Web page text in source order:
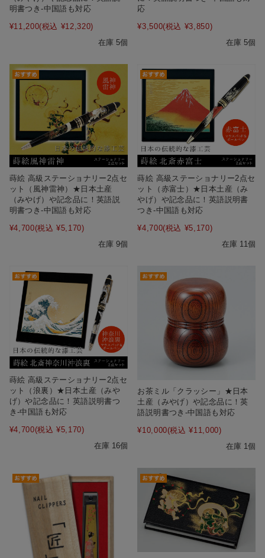
明書つき-中国語も対応
¥11,200(税込 ¥12,320)
在庫 5個
応
¥3,500(税込 ¥3,850)
在庫 5個
蒔絵 高級ステーショナリー2点セ
ット（風神雷神）★日本土産
（みやげ）や記念品に！英語説
明書つき-中国語も対応
¥4,700(税込 ¥5,170)
在庫 9個
蒔絵 高級ステーショナリー2点セ
ット（赤富士）★日本土産（み
やげ）や記念品に！英語説明書
つき-中国語も対応
¥4,700(税込 ¥5,170)
在庫 11個
蒔絵 高級ステーショナリー2点セ
ット（浪裏）★日本土産（みや
げ）や記念品に！英語説明書つ
き-中国語も対応
¥4,700(税込 ¥5,170)
在庫 16個
お茶ミル「クラッシー」★日本
土産（みやげ）や記念品に！英
語説明書つき-中国語も対応
¥10,000(税込 ¥11,000)
在庫 1個